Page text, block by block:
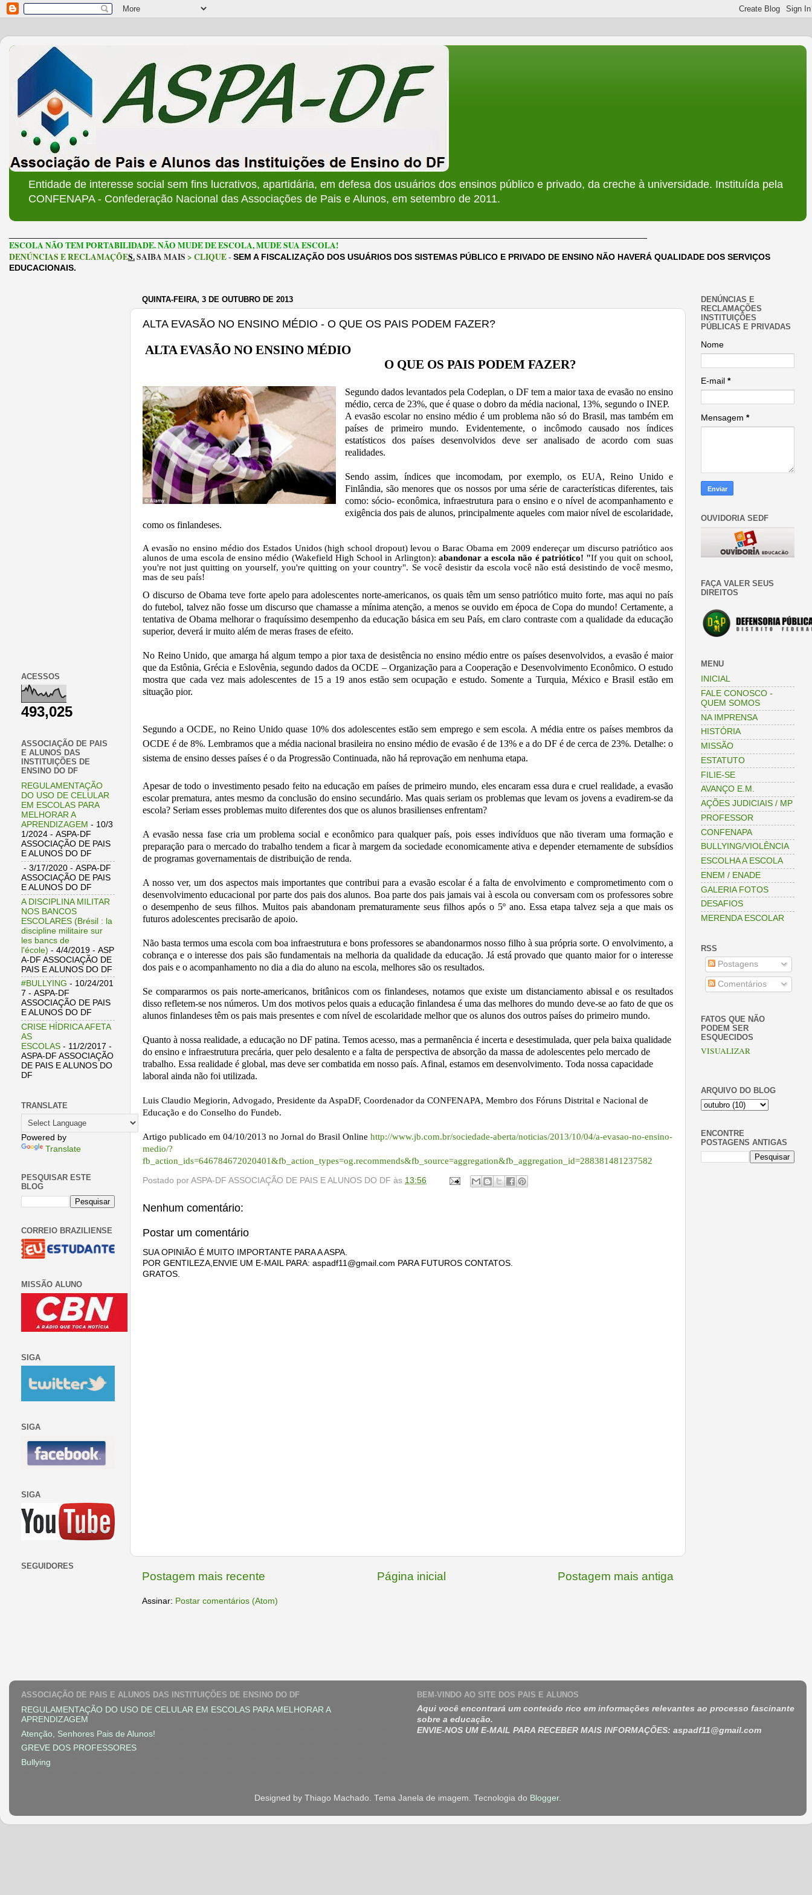
Entidade de interesse social sem fins lucrativos, apartidária, em defesa dos usuários dos ensinos público e privado, da creche à universidade. Instituída pela
CONFENAPA - Confederação Nacional das Associações de Pais e Alunos, em setembro de 2011.
ESCOLA NÃO TEM PORTABILIDADE. NÃO MUDE DE ESCOLA, MUDE SUA ESCOLA!
DENÚNCIAS E RECLAMAÇÕES.SAIBA MAIS > CLIQUE- SEM A FISCALIZAÇÃO DOS USUÁRIOS DOS SISTEMAS PÚBLICO E PRIVADO DE ENSINO NÃO HAVERÁ QUALIDADE DOS SERVIÇOS
EDUCACIONAIS.
QUINTA-FEIRA, 3 DE OUTUBRO DE 2013
ALTA EVASÃO NO ENSINO MÉDIO - O QUE OS PAIS PODEM FAZER?
ALTA EVASÃO NO ENSINO MÉDIO
O QUE OS PAIS PODEM FAZER?
Segundo dados levantados pela Codeplan, o DF tem a maior taxa de evasão no ensino
médio, cerca de 23%, que é quase o dobro da média nacional, 13%, segundo o INEP.
A evasão escolar no ensino médio é um problema não só do Brasil, mas também em
países de primeiro mundo. Evidentemente, o incômodo causado nos índices
estatísticos dos países desenvolvidos deve ser analisado de acordo com suas
realidades.
Sendo assim, índices que incomodam, por exemplo, os EUA, Reino Unido e
Finlândia, são menores que os nossos por uma série de características diferentes, tais
como: sócio- econômica, infraestrutura para o ensino e o nível de acompanhamento e
exigência dos pais de alunos, principalmente aqueles com maior nível de escolaridade,
como os finlandeses.
A evasão no ensino médio dos Estados Unidos (high school dropout) levou o Barac Obama em 2009 endereçar um discurso patriótico aos
alunos de uma escola de ensino médio (Wakefield High School in Arlington): abandonar a escola não é patriótico! "If you quit on school,
you're not just quitting on yourself, you're quitting on your country". Se você desistir da escola você não está desistindo de você mesmo,
mas de seu país!
O discurso de Obama teve forte apelo para adolescentes norte-americanos, os quais têm um senso patriótico muito forte, mas aqui no país
do futebol, talvez não fosse um discurso que chamasse a mínima atenção, a menos se ouvido em época de Copa do mundo! Certamente, a
tentativa de Obama melhorar o fraquíssimo desempenho da educação básica em seu País, em claro contraste com a qualidade da educação
superior, deverá ir muito além de meras frases de efeito.
No Reino Unido, que amarga há algum tempo a pior taxa de desistência no ensino médio entre os países desenvolvidos, a evasão é maior
que da Estônia, Grécia e Eslovênia, segundo dados da OCDE – Organização para a Cooperação e Desenvolvimento Econômico. O estudo
mostra que cada vez mais adolescentes de 15 a 19 anos estão sem ocupação e estudo. Somente a Turquia, México e Brasil estão em
situação pior.
Segundo a OCDE, no Reino Unido quase 10% dos adolescentes estão sem emprego e sem escola. A média entre os países membros da
OCDE é de 8%. Lembramos que a média nacional brasileira no ensino médio de evasão é de 13% e a do DF é de cerca de 23%. Detalhe: o
sistema de ensino desses países é o da Progressão Continuada, não há reprovação em nenhuma etapa.
Apesar de todo o investimento pesado feito na educação em países de primeiro mundo, eles encaram essa dura e cruel realidade, a evasão
escolar prematura, antes mesmo da conclusão do ensino secundário. Mas quais seriam os problemas que levam os jovens a evadirem-se da
escola? Seriam esses problemas muito diferentes dos que os alunos brasilienses enfrentam?
A evasão nessa fase cria um problema social e econômico para qualquer país, pois esses indivíduos que não tiveram uma formação e
preparação para o mercado do trabalho tendem a ficar à margem da sociedade economicamente ativa e depender eternamente de subsídios
de programas governamentais de distribuição de renda.
A nosso ver, um dos aspectos mais importantes que contribui para a evasão escolar é a falta de envolvimento e comprometimento com o
desenvolvimento educacional por parte dos pais dos alunos. Boa parte dos pais jamais vai à escola ou conversam com os professores sobre
o desempenho de seus filhos. Muitos pais abandonam prematuramente seus filhos após o 5º ano. Essa etapa talvez seja a que mais os
futuros adolescentes precisarão de apoio.
Não basta termos uma escola com boa infraestrutura e bons professores se abandonarmos nosso filho à sua própria sorte. O envolvimento, a
cobrança e o interesse dos pais são fundamentais na melhoria da qualidade da educação. Já está provado que quanto maior for o interesse
dos pais e o acompanhamento no dia a dia do aluno na escola, melhores são os resultados.
Se compararmos os pais norte-americanos, britânicos com os finlandeses, notamos que existe um distanciamento abissal e os resultados
disso refletem-se nos números. Um dos motivos pelos quais a educação finlandesa é uma das melhores do mundo deve-se ao fato de que os
alunos finlandeses têm os pais mais presentes e com nível de escolaridade melhor que os alunos dos outros países do primeiro mundo.
Quanto à nossa realidade, a educação no DF patina. Temos acesso, mas a permanência é incerta e desestimulada, quer pela baixa qualidade
do ensino e infraestrutura precária, quer pelo desalento e a falta de perspectiva de absorção da massa de adolescentes pelo mercado de
trabalho. Essa realidade é global, mas deve ser combatida em nosso país. Afinal, estamos em desenvolvimento. Toda nossa capacidade
laboral ainda não foi utilizada.
Luis Claudio Megiorin, Advogado, Presidente da AspaDF, Coordenador da CONFENAPA, Membro dos Fóruns Distrital e Nacional de
Educação e do Conselho do Fundeb.
Artigo publicado em 04/10/2013 no Jornal do Brasil Online http://www.jb.com.br/sociedade-aberta/noticias/2013/10/04/a-evasao-no-ensino-
medio/?
fb_action_ids=646784672020401&fb_action_types=og.recommends&fb_source=aggregation&fb_aggregation_id=288381481237582
Postado por ASPA-DF ASSOCIAÇÃO DE PAIS E ALUNOS DO DF às 13:56
Nenhum comentário:
Postar um comentário
SUA OPINIÃO É MUITO IMPORTANTE PARA A ASPA.
POR GENTILEZA,ENVIE UM E-MAIL PARA: aspadf11@gmail.com PARA FUTUROS CONTATOS.
GRATOS.
Postagem mais recente Postagem mais antiga
Página inicial
Assinar: Postar comentários (Atom)
ACESSOS
493,025
ASSOCIAÇÃO DE PAIS
E ALUNOS DAS
INSTITUIÇÕES DE
ENSINO DO DF
REGULAMENTAÇÃO
DO USO DE CELULAR
EM ESCOLAS PARA
MELHORAR A
APRENDIZAGEM - 10/3
1/2024 - ASPA-DF
ASSOCIAÇÃO DE PAIS
E ALUNOS DO DF
- 3/17/2020 - ASPA-DF
ASSOCIAÇÃO DE PAIS
E ALUNOS DO DF
A DISCIPLINA MILITAR
NOS BANCOS
ESCOLARES (Brésil : la
discipline militaire sur
les bancs de
l'école) - 4/4/2019 - ASP
A-DF ASSOCIAÇÃO DE
PAIS E ALUNOS DO DF
#BULLYING - 10/24/201
7 - ASPA-DF
ASSOCIAÇÃO DE PAIS
E ALUNOS DO DF
CRISE HÍDRICA AFETA
AS
ESCOLAS - 11/2/2017 -
ASPA-DF ASSOCIAÇÃO
DE PAIS E ALUNOS DO
DF
TRANSLATE
Powered by
Translate
PESQUISAR ESTE
BLOG
CORREIO BRAZILIENSE
MISSÃO ALUNO
SIGA
SIGA
SIGA
SEGUIDORES
DENÚNCIAS E
RECLAMAÇÕES
INSTITUIÇÕES
PÚBLICAS E PRIVADAS
Nome
E-mail *
Mensagem *
OUVIDORIA SEDF
FAÇA VALER SEUS
DIREITOS
MENU
INICIAL
FALE CONOSCO -
QUEM SOMOS
NA IMPRENSA
HISTÓRIA
MISSÃO
ESTATUTO
FILIE-SE
AVANÇO E.M.
AÇÕES JUDICIAIS / MP
PROFESSOR
CONFENAPA
BULLYING/VIOLÊNCIA
ESCOLHA A ESCOLA
ENEM / ENADE
GALERIA FOTOS
DESAFIOS
MERENDA ESCOLAR
RSS
Postagens
Comentários
FATOS QUE NÃO
PODEM SER
ESQUECIDOS
VISUALIZAR
ARQUIVO DO BLOG
ENCONTRE
POSTAGENS ANTIGAS
ASSOCIAÇÃO DE PAIS E ALUNOS DAS INSTITUIÇÕES DE ENSINO DO DF
REGULAMENTAÇÃO DO USO DE CELULAR EM ESCOLAS PARA MELHORAR A
APRENDIZAGEM
Atenção, Senhores Pais de Alunos!
GREVE DOS PROFESSORES
Bullying
BEM-VINDO AO SITE DOS PAIS E ALUNOS
Aqui você encontrará um conteúdo rico em informações relevantes ao processo fascinante
sobre a educação.
ENVIE-NOS UM E-MAIL PARA RECEBER MAIS INFORMAÇÕES: aspadf11@gmail.com
Designed by Thiago Machado. Tema Janela de imagem. Tecnologia do Blogger.